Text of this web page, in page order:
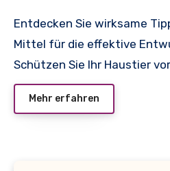
Entdecken Sie wirksame Tipps und empfohlene
Mittel für die effektive
Schützen Sie Ihr Haustier
Mehr erfahren